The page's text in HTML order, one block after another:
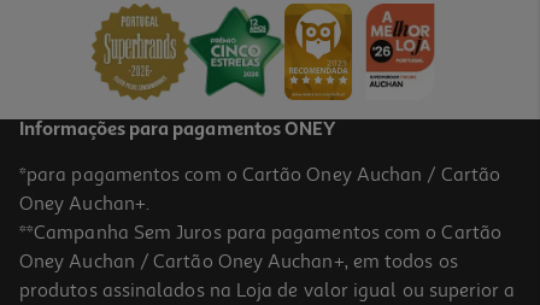
Informações para pagamentos ONEY
*para pagamentos com o Cartão Oney Auchan / Cartão
Oney Auchan+.
**Campanha Sem Juros para pagamentos com o Cartão
Oney Auchan / Cartão Oney Auchan+, em todos os
produtos assinalados na Loja de valor igual ou superior a